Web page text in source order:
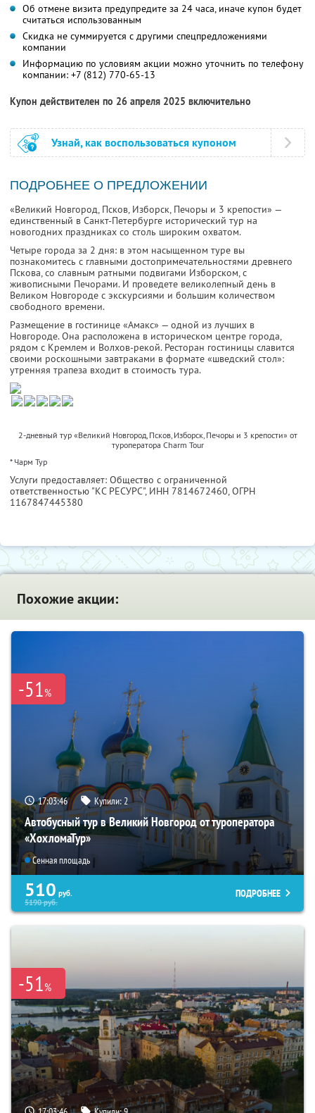
Об отмене визита предупредите за 24 часа, иначе купон будет
считаться использованным
Скидка не суммируется с другими спецпредложениями
компании
Информацию по условиям акции можно уточнить по телефону
компании: +7 (812) 770-65-13
Купон действителен по 26 апреля 2025 включительно
Узнай, как воспользоваться купоном
ПОДРОБНЕЕ О ПРЕДЛОЖЕНИИ
«Великий Новгород, Псков, Изборск, Печоры и 3 крепости» —
единственный в Санкт-Петербурге исторический тур на
новогодних праздниках со столь широким охватом.
Четыре города за 2 дня: в этом насыщенном туре вы
познакомитесь с главными достопримечательностями древнего
Пскова, со славным ратными подвигами Изборском, с
живописными Печорами. И проведете великолепный день в
Великом Новгороде с экскурсиями и большим количеством
свободного времени.
Размещение в гостинице «Амакс» — одной из лучших в
Новгороде. Она расположена в историческом центре города,
рядом с Кремлем и Волхов-рекой. Ресторан гостиницы славится
своими роскошными завтраками в формате «шведский стол»:
утренняя трапеза входит в стоимость тура.
2-дневный тур «Великий Новгород, Псков, Изборск, Печоры и 3 крепости» от
туроператора Charm Tour
* Чарм Тур
Услуги предоставляет: Общество с ограниченной
ответственностью "КС РЕСУРС", ИНН 7814672460, ОГРН
1167847445380
Похожие акции:
-51%
17:03:44 Купили:2
Автобусный тур в Великий Новгород от туроператора
«ХохломаТур»
Сенная площадь
510 руб.
5190руб.
ПОДРОБНЕЕ
-51%